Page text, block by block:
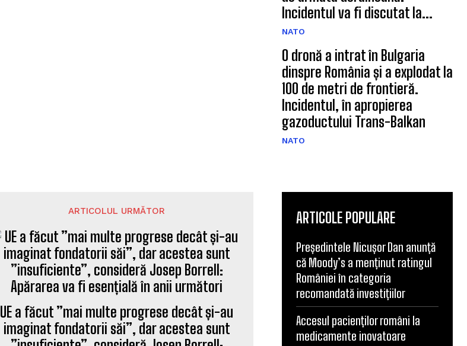
Incidentul va fi discutat la...
NATO
O dronă a intrat în Bulgaria
dinspre România și a explodat la
100 de metri de frontieră.
Incidentul, în apropierea
gazoductului Trans-Balkan
NATO
ARTICOLUL URMĂTOR
UE a făcut ”mai multe progrese decât și-au
imaginat fondatorii săi”, dar acestea sunt
ARTICOLE POPULARE
Președintele Nicușor Dan anunță
că Moody’s a menținut ratingul
României în categoria
recomandată investițiilor
Accesul pacienților români la
medicamente inovatoare